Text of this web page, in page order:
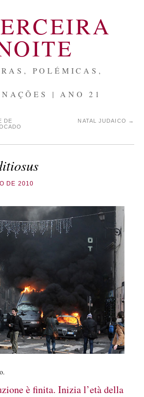
POLÉMICAS,
| ANO 21
DE
NATAL JUDAICO →
DE 2010
è finita. Inizia l’età della